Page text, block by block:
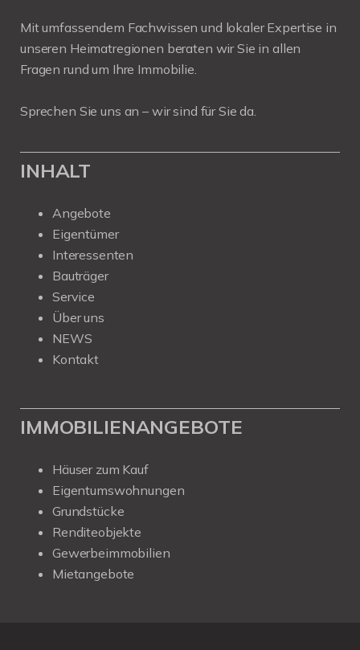
Mit umfassendem Fachwissen und lokaler Expertise in
unseren Heimatregionen beraten wir Sie in allen
Fragen rund um Ihre Immobilie.
Sprechen Sie uns an – wir sind für Sie da.
INHALT
Angebote
Eigentümer
Interessenten
Bauträger
Service
Über uns
NEWS
Kontakt
IMMOBILIENANGEBOTE
Häuser zum Kauf
Eigentumswohnungen
Grundstücke
Renditeobjekte
Gewerbeimmobilien
Mietangebote